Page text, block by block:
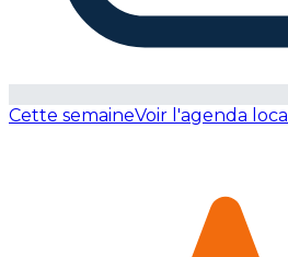
Cette semaineVoir l'agenda local